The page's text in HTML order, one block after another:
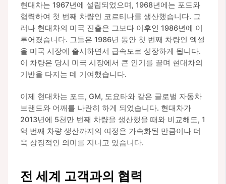
현대차는 1967년에 설립되었으며, 1968년에는 포드와
협력하여 첫 번째 차량인 코르티나를 생산했습니다. 그
러나 현대차의 미국 진출은 그보다 이후인 1986년에 이
루어졌습니다. 그들은 1986년 동안 첫 번째 차량인 엑셀
을 미국 시장에 출시하면서 급속도로 성장하게 됩니다.
이 차량은 당시 미국 시장에서 큰 인기를 끌며 현대차의
기반을 다지는 데 기여했습니다.
이제 현대차는 포드, GM, 도요타와 같은 글로벌 자동차
브랜드와 어깨를 나란히 하게 되었습니다. 현대차가
2013년에 5천만 번째 차량을 생산했을 때와 비교해도, 1
억 번째 차량 생산까지의 여정은 가속화된 만큼이나 더
욱 상징적인 의미를 지니고 있습니다.
전 세계 고객과의 협력